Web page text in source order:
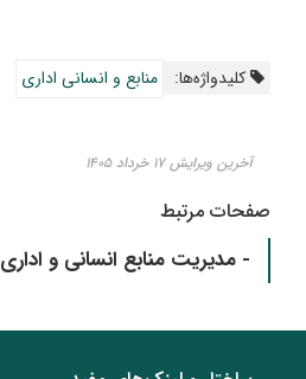
کلیدواژه‌ها: منابع و انسانی اداری
آخرین ویرایش ۱۷ خرداد ۱۴۰۵
صفحات مرتبط
- مدیریت منابع انسانی و اداری